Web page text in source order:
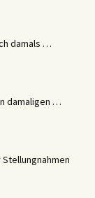
damals …
damaligen …